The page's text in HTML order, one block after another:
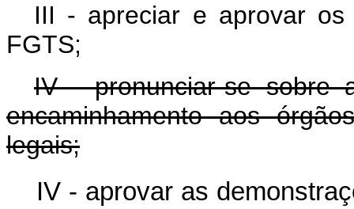
III - apreciar e aprovar os
FGTS;
IV - pronunciar-se sobre
encaminhamento aos
legais;
IV - aprovar as